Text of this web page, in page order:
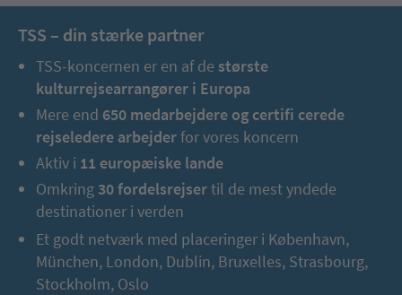
TSS – din stærke partner
TSS-koncernen er en af de største
kulturrejsearrangører i Europa
Mere end 650 medarbejdere og certifi cerede
rejseledere arbejderfor vores koncern
Aktiv i 11 europæiske lande
Omkring 30 fordelsrejsertil de mest yndede
destinationer i verden
Et godt netværk med placeringer i København,
München, London, Dublin, Bruxelles, Strasbourg,
Stockholm, Oslo